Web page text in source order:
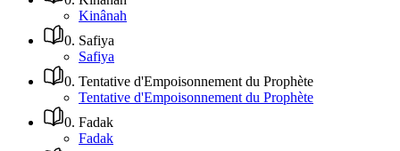
Kinânah
0. Safiya
Safiya
0. Tentative d'Empoisonnement du Prophète
Tentative d'Empoisonnement du Prophète
0. Fadak
Fadak